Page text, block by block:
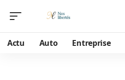
Actu Auto Entreprise